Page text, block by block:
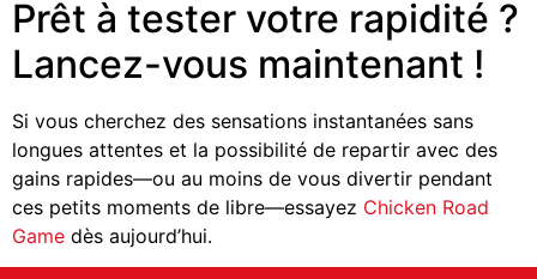
Prêt à tester votre rapidité ?
Lancez-vous maintenant !
Si vous cherchez des sensations instantanées sans
longues attentes et la possibilité de repartir avec des
gains rapides—ou au moins de vous divertir pendant
ces petits moments de libre—essayez Chicken Road
Game dès aujourd’hui.